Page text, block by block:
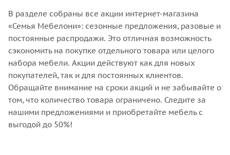
В разделе собраны все акции интернет-магазина
«Семья Мебелони»: сезонные предложения, разовые и
постоянные распродажи. Это отличная возможность
сэкономить на покупке отдельного товара или целого
набора мебели. Акции действуют как для новых
покупателей, так и для постоянных клиентов.
Обращайте внимание на сроки акций и не забывайте о
том, что количество товара ограничено. Следите за
нашими предложениями и приобретайте мебель с
выгодой до 50%!